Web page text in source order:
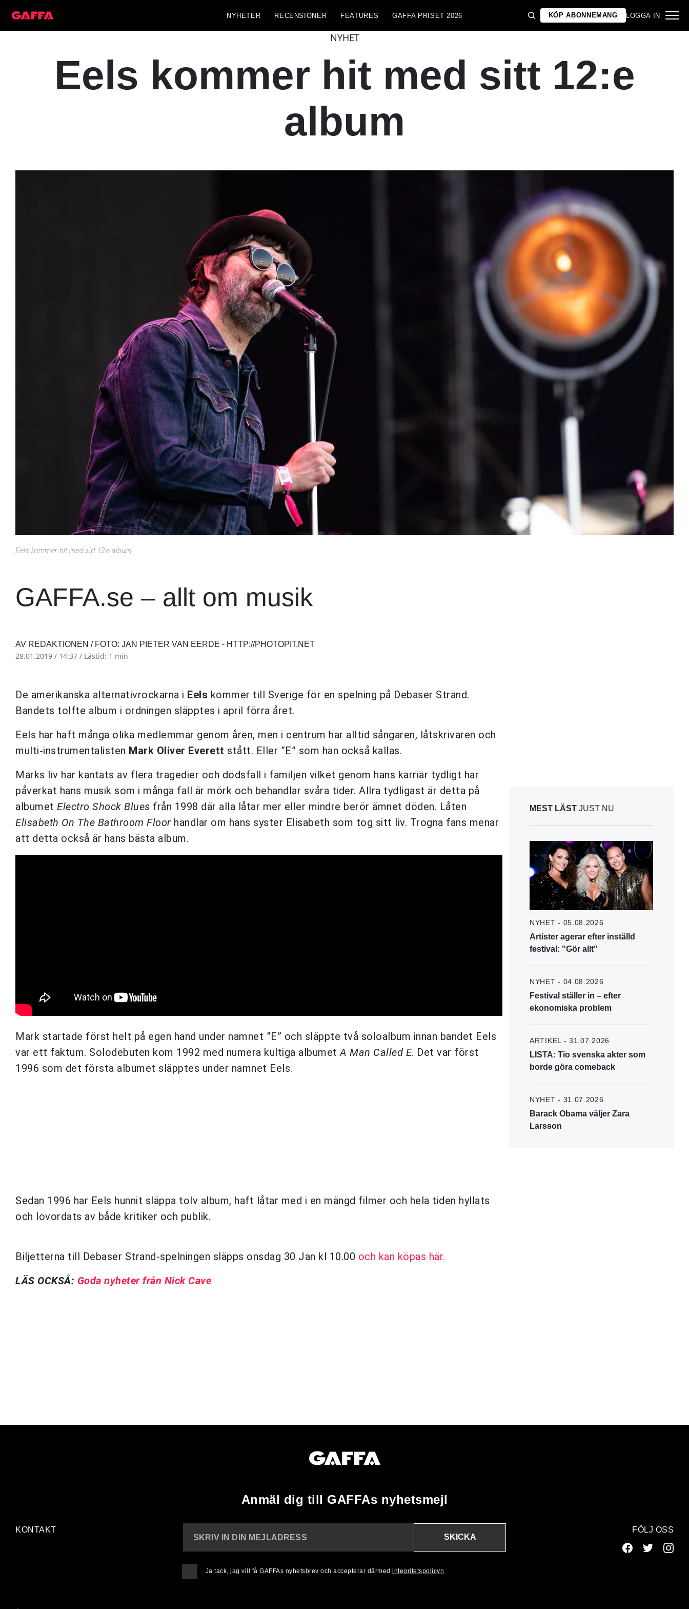
NYHETER RECENSIONER FEATURES GAFFA PRISET 2026 KÖP ABONNEMANG LOGGA IN
NYHET
Eels kommer hit med sitt 12:e
album
Eels kommer hit med sitt 12:e album
GAFFA.se – allt om musik
AV REDAKTIONEN / FOTO: JAN PIETER VAN EERDE - HTTP://PHOTOPIT.NET
28.01.2019 / 14:37 / Lästid: 1 min
De amerikanska alternativrockarna i Eels kommer till Sverige för en spelning på Debaser Strand.
Bandets tolfte album i ordningen släpptes i april förra året.
Eels har haft många olika medlemmar genom åren, men i centrum har alltid sångaren, låtskrivaren och
multi-instrumentalisten Mark Oliver Everett stått. Eller ”E” som han också kallas.
Marks liv har kantats av flera tragedier och dödsfall i familjen vilket genom hans karriär tydligt har
påverkat hans musik som i många fall är mörk och behandlar svåra tider. Allra tydligast är detta på
albumet Electro Shock Blues från 1998 där alla låtar mer eller mindre berör ämnet döden. Låten
Elisabeth On The Bathroom Floor handlar om hans syster Elisabeth som tog sitt liv. Trogna fans menar
att detta också är hans bästa album.
Mark startade först helt på egen hand under namnet ”E” och släppte två soloalbum innan bandet Eels
var ett faktum. Solodebuten kom 1992 med numera kultiga albumet A Man Called E. Det var först
1996 som det första albumet släpptes under namnet Eels.
Sedan 1996 har Eels hunnit släppa tolv album, haft låtar med i en mängd filmer och hela tiden hyllats
och lovordats av både kritiker och publik.
Biljetterna till Debaser Strand-spelningen släpps onsdag 30 Jan kl 10.00 och kan köpas här.
LÄS OCKSÅ: Goda nyheter från Nick Cave
MEST LÄST JUST NU
NYHET - 05.08.2026
Artister agerar efter inställd
festival: "Gör allt"
NYHET - 04.08.2026
Festival ställer in – efter
ekonomiska problem
ARTIKEL - 31.07.2026
LISTA: Tio svenska akter som
borde göra comeback
NYHET - 31.07.2026
Barack Obama väljer Zara
Larsson
Anmäl dig till GAFFAs nyhetsmejl
KONTAKT
SKRIV IN DIN MEJLADRESS
SKICKA
Ja tack, jag vill få GAFFAs nyhetsbrev och accepterar därmed integritetspolicyn
FÖLJ OSS